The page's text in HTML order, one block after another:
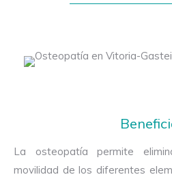
La osteopatía permite
movilidad de los diferentes